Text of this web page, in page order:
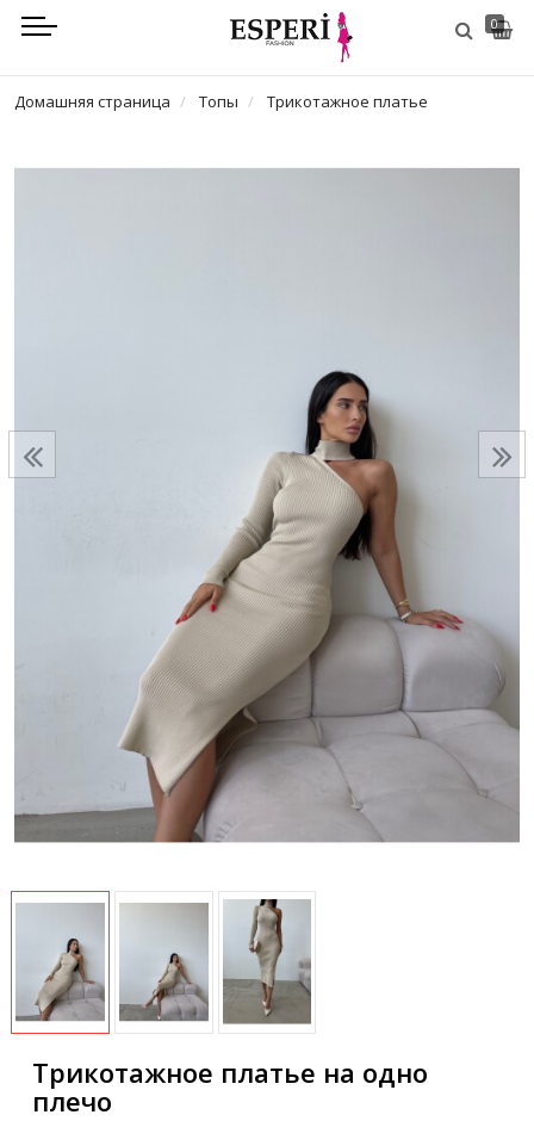
0
Домашняя страница Топы Трикотажное платье
Трикотажное платье на одно
плечо